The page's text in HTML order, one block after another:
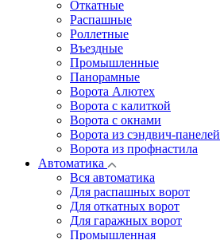
Откатные
Распашные
Роллетные
Въездные
Промышленные
Панорамные
Ворота Алютех
Ворота с калиткой
Ворота c окнами
Ворота из сэндвич-панелей
Ворота из профнастила
Автоматика
Вся автоматика
Для распашных ворот
Для откатных ворот
Для гаражных ворот
Промышленная